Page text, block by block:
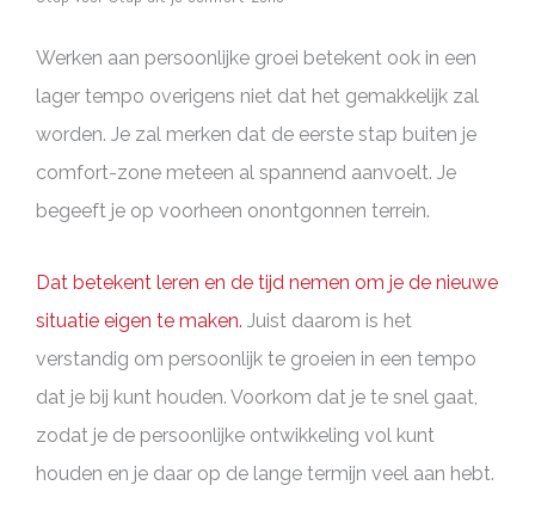
Werken aan persoonlijke groei betekent ook in een
lager tempo overigens niet dat het gemakkelijk zal
worden. Je zal merken dat de eerste stap buiten je
comfort-zone meteen al spannend aanvoelt. Je
begeeft je op voorheen onontgonnen terrein.
Dat betekent leren en de tijd nemen om je de nieuwe
situatie eigen te maken. Juist daarom is het
verstandig om persoonlijk te groeien in een tempo
dat je bij kunt houden. Voorkom dat je te snel gaat,
zodat je de persoonlijke ontwikkeling vol kunt
houden en je daar op de lange termijn veel aan hebt.